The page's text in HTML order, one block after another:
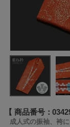
商品番号
成人式の振袖、袴